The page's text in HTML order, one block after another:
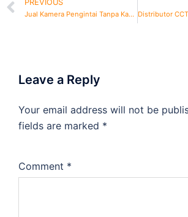
PREVIOUS
Jual Kamera Pengintai Tanpa Kabel Murah
Leave a Reply
Your email address will not be
fields are marked *
Comment *